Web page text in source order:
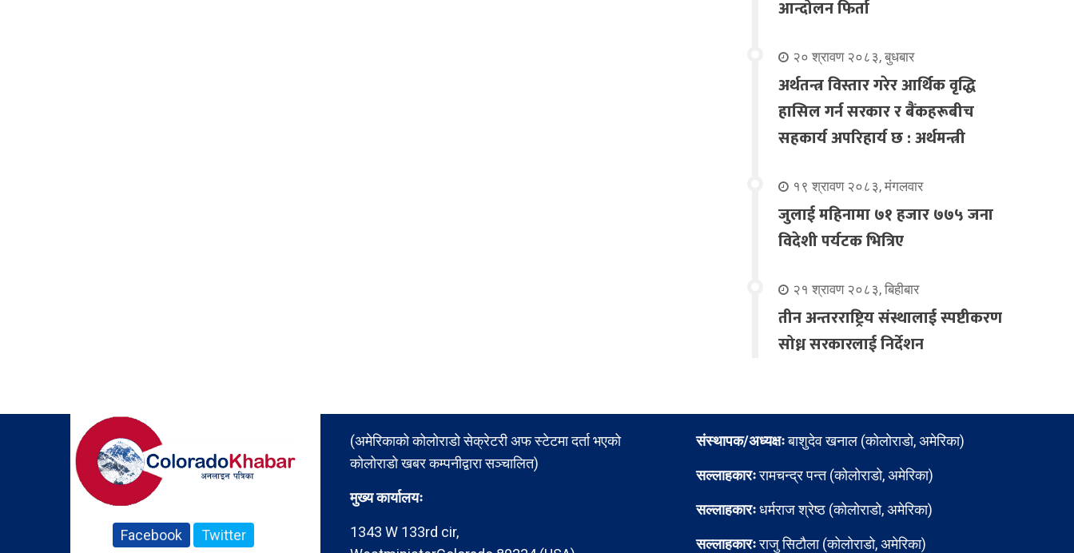
आन्दोलन फिर्ता
२० श्रावण २०८३, बुधबार
अर्थतन्त्र विस्तार गरेर आर्थिक वृद्धि
हासिल गर्न सरकार र बैंकहरूबीच
सहकार्य अपरिहार्य छ : अर्थमन्त्री
१९ श्रावण २०८३, मंगलवार
जुलाई महिनामा ७१ हजार ७७५ जना
विदेशी पर्यटक भित्रिए
२१ श्रावण २०८३, बिहीबार
तीन अन्तरराष्ट्रिय संस्थालाई स्पष्टीकरण
सोध्न सरकारलाई निर्देशन
Facebook Twitter
(अमेरिकाको कोलोराडो सेक्रेटरी अफ स्टेटमा दर्ता भएको
कोलोराडो खबर कम्पनीद्वारा सञ्चालित)
मुख्य कार्यालयः
1343 W 133rd cir,
संस्थापक/अध्यक्षःबाशुदेव खनाल (कोलोराडो, अमेरिका)
सल्लाहकारःरामचन्द्र पन्त (कोलोराडो, अमेरिका)
सल्लाहकारःधर्मराज श्रेष्ठ (कोलोराडो, अमेरिका)
सल्लाहकारःराजु सिटौला (कोलोराडो, अमेरिका)